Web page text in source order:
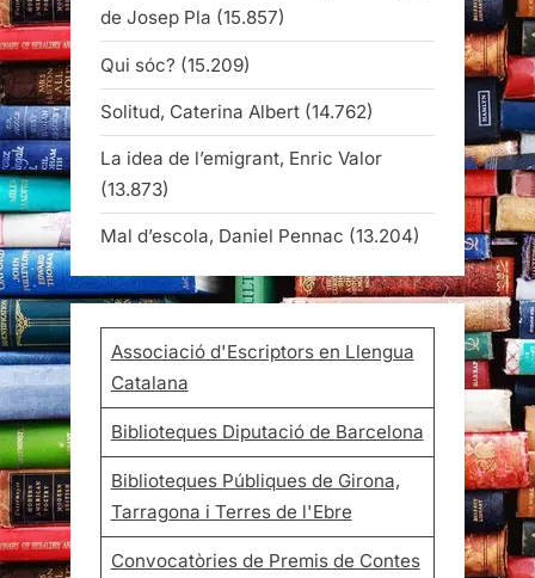
de Josep Pla (15.857)
Qui sóc? (15.209)
Solitud, Caterina Albert (14.762)
La idea de l’emigrant, Enric Valor
(13.873)
Mal d’escola, Daniel Pennac (13.204)
Associació d'Escriptors en Llengua
Catalana
Biblioteques Diputació de Barcelona
Biblioteques Públiques de Girona,
Tarragona i Terres de l'Ebre
Convocatòries de Premis de Contes